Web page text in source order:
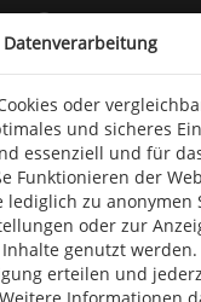
der Seite
oder (06766) 9323-960
Literatur
oder
und sicheres
essenziell und für
Funktionieren der
zu anonymen
oder zur
genutzt werden.
erteilen und